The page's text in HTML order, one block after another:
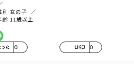
別:女の子
齢:11歳以上
た 0 LIKE! 0